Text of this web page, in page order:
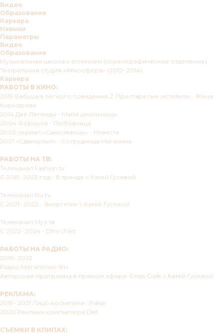
Видео
Образование
Карьера
Навыки
Параметры
Видео
Образование
Музыкальная школа с отличием (хореографическое отделение)
Театральная студия «Атмосфера» (2012- 2014)
Карьера
РАБОТЫ В КИНО:
2019 Бабушка лёгкого поведения 2. Престарелые мстители - Жена
Киркорова
2014 Две Легенды - Мама школьницы
2004 Формула - Любовница
2002 сериал «Самозванцы» - Невеста
2001 «Сдвинутый» - Сотрудница Магазина
РАБОТЫ НА ТВ:
Телеканал Fashion tv
С 2015- 2023 год - В тренде с Катей Гусевой
Телеканал Ru tv
С 2021- 2022 - Энергетик с Катей Гусевой
Телеканал Муз тв
С 2022- 2024 - Dfm chart
РАБОТЫ НА РАДИО:
2016- 2022
Радио Мегаполис Фм
Авторская программа в прямом эфире: Dress Code с Катей Гусевой
РЕКЛАМА:
2019- 2021 Лицо косметики : Paese
2020 Реклама компьютера Dell
СЪЕМКИ В КЛИПАХ: